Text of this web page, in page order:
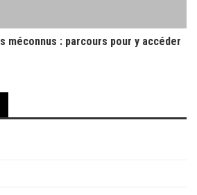
méconnus : parcours pour y accéder